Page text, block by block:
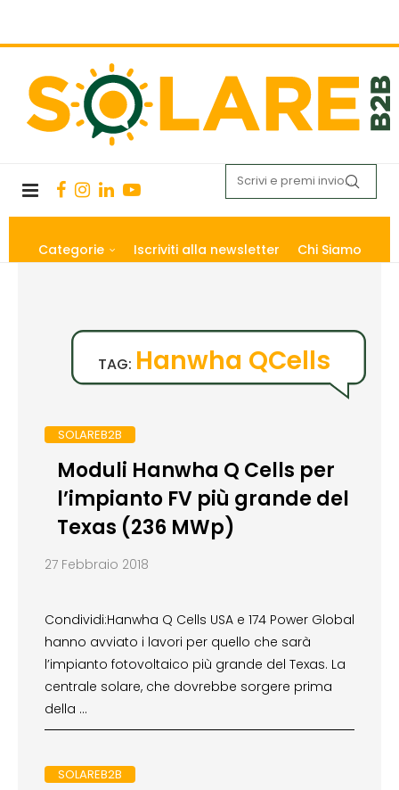
Categorie Iscriviti alla newsletter Chi Siamo
TAG: Hanwha QCells
SOLAREB2B
Moduli Hanwha Q Cells per
l’impianto FV più grande del
Texas (236 MWp)
27 Febbraio 2018
Condividi:Hanwha Q Cells USA e 174 Power Global
hanno avviato i lavori per quello che sarà
l’impianto fotovoltaico più grande del Texas. La
centrale solare, che dovrebbe sorgere prima
della …
SOLAREB2B